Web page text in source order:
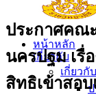
หน้าหลัก
เกี่ยวกับ
เกี่ยวกั
ป
ประกาศคณ
นครปฐม เรื่
สิทธิเข้าสอ